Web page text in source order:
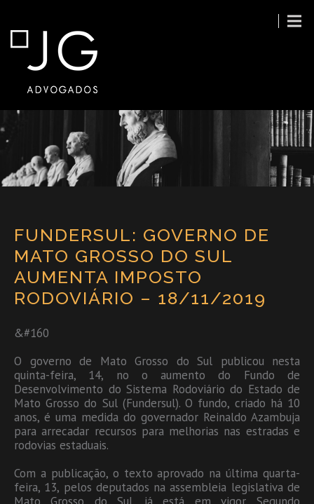
FUNDERSUL: GOVERNO DE
MATO GROSSO DO SUL
AUMENTA IMPOSTO
RODOVIÁRIO – 18/11/2019
&#160
O governo de Mato Grosso do Sul publicou nesta
quinta-feira, 14, no o aumento do Fundo de
Desenvolvimento do Sistema Rodoviário do Estado de
Mato Grosso do Sul (Fundersul). O fundo, criado há 10
anos, é uma medida do governador Reinaldo Azambuja
para arrecadar recursos para melhorias nas estradas e
rodovias estaduais.
Com a publicação, o texto aprovado na última quarta-
feira, 13, pelos deputados na assembleia legislativa de